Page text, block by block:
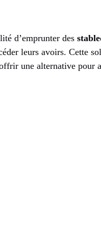
d’emprunter des
leurs avoirs. Cette
une alternative pour